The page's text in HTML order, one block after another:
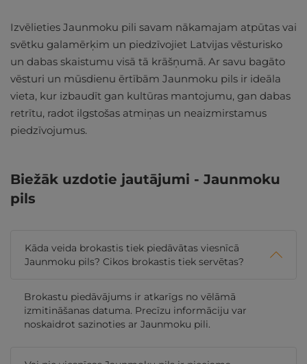
Izvēlieties Jaunmoku pili savam nākamajam atpūtas vai
svētku galamērķim un piedzīvojiet Latvijas vēsturisko
un dabas skaistumu visā tā krāšņumā. Ar savu bagāto
vēsturi un mūsdienu ērtībām Jaunmoku pils ir ideāla
vieta, kur izbaudīt gan kultūras mantojumu, gan dabas
retrītu, radot ilgstošas atmiņas un neaizmirstamus
piedzīvojumus.
Biežāk uzdotie jautājumi - Jaunmoku
pils
Kāda veida brokastis tiek piedāvātas viesnīcā
Jaunmoku pils? Cikos brokastis tiek servētas?
Brokastu piedāvājums ir atkarīgs no vēlāmā
izmitināšanas datuma. Precīzu informāciju var
noskaidrot sazinoties ar Jaunmoku pili.